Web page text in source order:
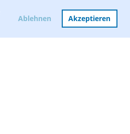
Ablehnen Akzeptieren